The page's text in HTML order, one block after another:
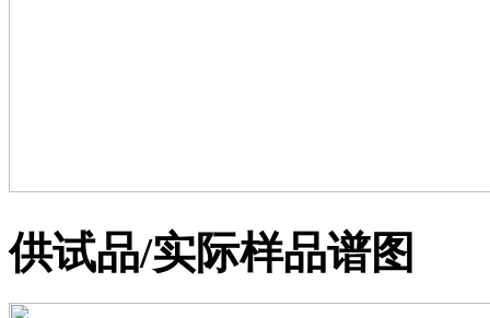
供试品/实际样品谱图